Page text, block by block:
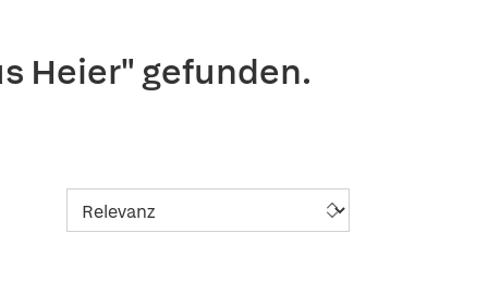
Heier" gefunden.